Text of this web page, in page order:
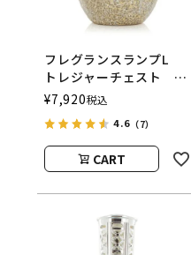
フレグランスランプL
トレジャーチェスト
ASHLEIGH&BURWOOD
（アシュレイアンドバー
ウッド）
¥7,920税込
4.6 （7）
CART